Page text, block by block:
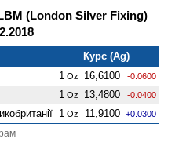
(London Silver Fixing)
Курс (Ag)
1 Oz 16,6100 -0.0600
1 Oz 13,4800 -0.0400
1 Oz 11,9100 +0.0300